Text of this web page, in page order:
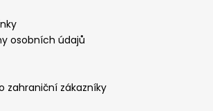
osobních údajů
zahraniční zákazníky